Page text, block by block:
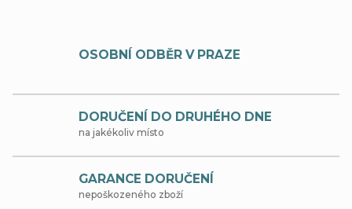
OSOBNÍ ODBĚR V PRAZE
DORUČENÍ DO DRUHÉHO DNE
na jakékoliv místo
GARANCE DORUČENÍ
nepoškozeného zboží